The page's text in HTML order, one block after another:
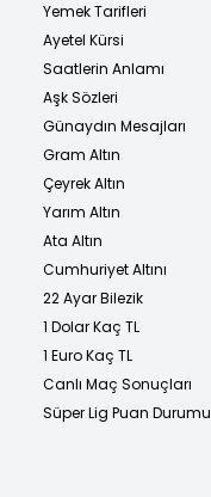
Yemek Tarifleri
Ayetel Kürsi
Saatlerin Anlamı
Aşk Sözleri
Günaydın Mesajları
Gram Altın
Çeyrek Altın
Yarım Altın
Ata Altın
Cumhuriyet Altını
22 Ayar Bilezik
1 Dolar Kaç TL
1 Euro Kaç TL
Canlı Maç Sonuçları
Süper Lig Puan Durumu